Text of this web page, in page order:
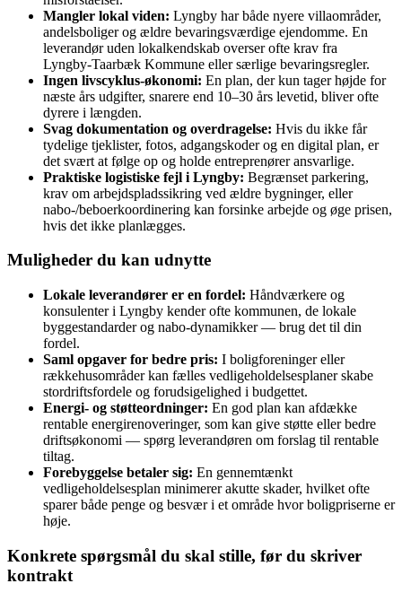
Mangler lokal viden: Lyngby har både nyere villaområder,
andelsboliger og ældre bevaringsværdige ejendomme. En
leverandør uden lokalkendskab overser ofte krav fra
Lyngby‑Taarbæk Kommune eller særlige bevaringsregler.
Ingen livscyklus‑økonomi: En plan, der kun tager højde for
næste års udgifter, snarere end 10–30 års levetid, bliver ofte
dyrere i længden.
Svag dokumentation og overdragelse: Hvis du ikke får
tydelige tjeklister, fotos, adgangskoder og en digital plan, er
det svært at følge op og holde entreprenører ansvarlige.
Praktiske logistiske fejl i Lyngby: Begrænset parkering,
krav om arbejdspladssikring ved ældre bygninger, eller
nabo‑/beboerkoordinering kan forsinke arbejde og øge prisen,
hvis det ikke planlægges.
Muligheder du kan udnytte
Lokale leverandører er en fordel: Håndværkere og
konsulenter i Lyngby kender ofte kommunen, de lokale
byggestandarder og nabo‑dynamikker — brug det til din
fordel.
Saml opgaver for bedre pris: I boligforeninger eller
rækkehusområder kan fælles vedligeholdelsesplaner skabe
stordriftsfordele og forudsigelighed i budgettet.
Energi- og støtteordninger: En god plan kan afdække
rentable energirenoveringer, som kan give støtte eller bedre
driftsøkonomi — spørg leverandøren om forslag til rentable
tiltag.
Forebyggelse betaler sig: En gennemtænkt
vedligeholdelsesplan minimerer akutte skader, hvilket ofte
sparer både penge og besvær i et område hvor boligpriserne er
høje.
Konkrete spørgsmål du skal stille, før du skriver
kontrakt